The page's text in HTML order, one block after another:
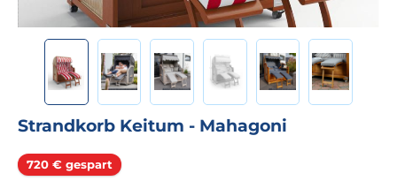
Strandkorb Keitum - Mahagoni
720 € gespart Rabatt